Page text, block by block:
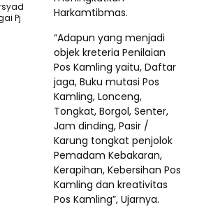
Harkamtibmas.
“Adapun yang menjadi
objek kreteria Penilaian
Pos Kamling yaitu, Daftar
jaga, Buku mutasi Pos
Kamling, Lonceng,
Tongkat, Borgol, Senter,
Jam dinding, Pasir /
Karung tongkat penjolok
Pemadam Kebakaran,
Kerapihan, Kebersihan Pos
Kamling dan kreativitas
Pos Kamling”, Ujarnya.
Pj